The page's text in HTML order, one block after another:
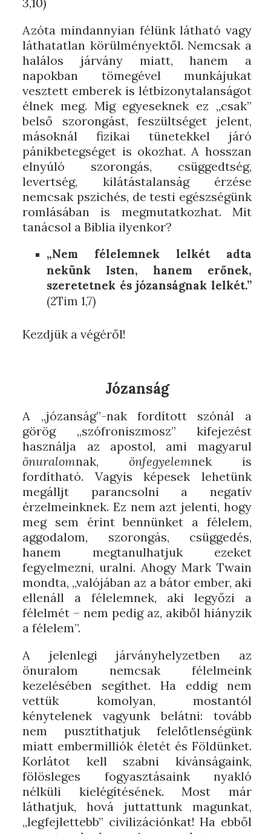
Azóta mindannyian félünk látható vagy
láthatatlan körülményektől. Nemcsak a
halálos járvány miatt, hanem a
napokban tömegével munkájukat
vesztett emberek is létbizonytalanságot
élnek meg. Míg egyeseknek ez „csak”
belső szorongást, feszültséget jelent,
másoknál fizikai tünetekkel járó
pánikbetegséget is okozhat. A hosszan
elnyúló szorongás, csüggedtség,
levertség, kilátástalanság érzése
nemcsak pszichés, de testi egészségünk
romlásában is megmutatkozhat. Mit
tanácsol a Biblia ilyenkor?
„Nem félelemnek lelkét adta
nekünk Isten, hanem erőnek,
szeretetnek és józanságnak lelkét.”
(2Tim 1,7)
Kezdjük a végéről!
Józanság
A „józanság”-nak fordított szónál a
görög „szófroniszmosz” kifejezést
használja az apostol, ami magyarul
önuralomnak, önfegyelemnek is
fordítható. Vagyis képesek lehetünk
megálljt parancsolni a negatív
érzelmeinknek. Ez nem azt jelenti, hogy
meg sem érint bennünket a félelem,
aggodalom, szorongás, csüggedés,
hanem megtanulhatjuk ezeket
fegyelmezni, uralni. Ahogy Mark Twain
mondta, „valójában az a bátor ember, aki
ellenáll a félelemnek, aki legyőzi a
félelmét – nem pedig az, akiből hiányzik
a félelem”.
A jelenlegi járványhelyzetben az
önuralom nemcsak félelmeink
kezelésében segíthet. Ha eddig nem
vettük komolyan, mostantól
kénytelenek vagyunk belátni: tovább
nem pusztíthatjuk felelőtlenségünk
miatt embermilliók életét és Földünket.
Korlátot kell szabni kívánságaink,
fölösleges fogyasztásaink nyakló
nélküli kielégítésének. Most már
láthatjuk, hová juttattunk magunkat,
„legfejlettebb” civilizációnkat! Ha ebből